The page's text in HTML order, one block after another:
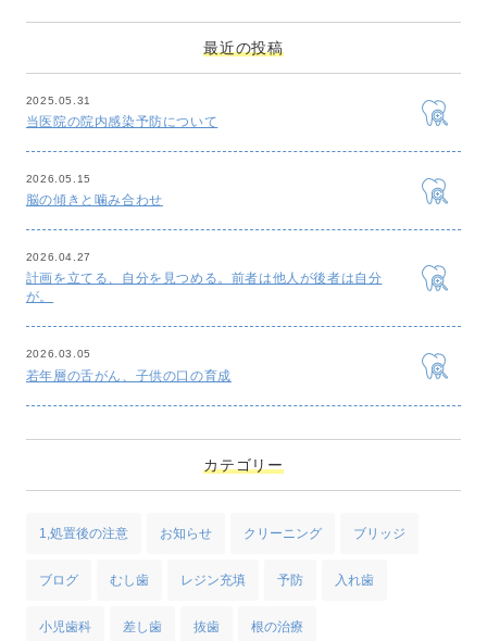
最近の投稿
2025.05.31
当医院の院内感染予防について
2026.05.15
脳の傾きと噛み合わせ
2026.04.27
計画を立てる、自分を見つめる。前者は他人が後者は自分
が。
2026.03.05
若年層の舌がん、子供の口の育成
カテゴリー
1,処置後の注意 お知らせ クリーニング ブリッジ
ブログ むし歯 レジン充填 予防 入れ歯
小児歯科 差し歯 抜歯 根の治療